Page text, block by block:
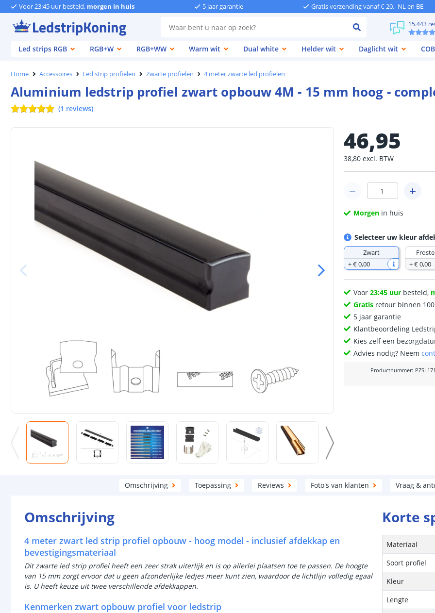
Voor 23:45 uur besteld, morgen in huis 5 jaar garantie Gratis verzending vanaf € 20,- NL en BE
15.443
Led strips RGB RGB+W RGB+WW Warm wit Dual white Helder wit Daglicht wit COB
Home Accessoires Led strip profielen Zwarte profielen 4 meter zwarte led profielen
Aluminium ledstrip profiel zwart opbouw 4M - 15 mm hoog -
(1 reviews)
46,95
38,80 excl. BTW
Morgen in huis
Selecteer uw kleur
Zwart
+€ 0,00
+€ 0,00
Voor23:45 uur besteld,
Gratis retour binnen
5 jaar garantie
Klantbeoordeling
Kies zelf een
Advies nodig? Neem
Productnummer:
Omschrijving Toepassing Reviews Foto's van klanten Vraag &
Omschrijving
4 meter zwart led strip profiel opbouw - hoog model - inclusief afdekkap en
bevestigingsmateriaal
Dit zwarte led strip profiel heeft een zeer strak uiterlijk en is op allerlei plaatsen toe te passen. De hoogte
van 15 mm zorgt ervoor dat u geen afzonderlijke ledjes meer kunt zien, waardoor de lichtlijn volledig egaal
is. U heeft keuze uit twee verschillende afdekkappen.
Kenmerken zwart opbouw profiel voor ledstrip
Korte
Materiaal
Soort profiel
Kleur
Lengte